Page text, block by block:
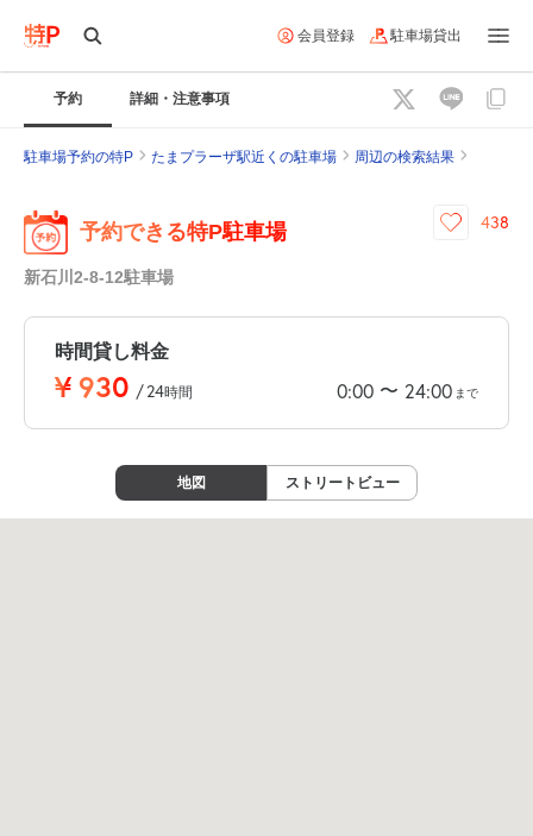
会員登録 駐車場貸出
予約 詳細・注意事項
駐車場予約の特P たまプラーザ駅近くの駐車場 周辺の検索結果
予約できる特P駐車場
新石川2-8-12駐車場
438
時間貸し料金
¥ 930 /24時間 0:00 〜 24:00 まで
地図 ストリートビュー